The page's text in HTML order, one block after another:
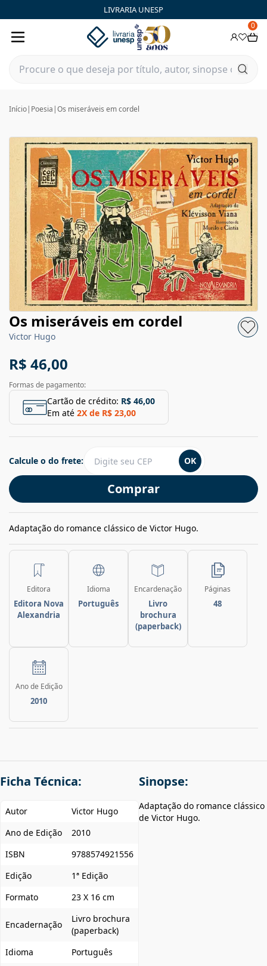
LIVRARIA UNESP
0
Início| Poesia |Os miseráveis em cordel
Os miseráveis em cordel
Victor Hugo
R$ 46,00
Formas de pagamento:
Cartão de crédito: R$ 46,00
Em até 2X de R$ 23,00
Comprar
Calcule o do frete: OK
Adaptação do romance clássico de Victor Hugo.
Editora
Editora Nova
Alexandria
Idioma
Português
Encardenação
Livro
brochura
(paperback)
Páginas
48
Ano de Edição
2010
Ficha Técnica:
Autor
Victor Hugo
Ano de Edição
2010
ISBN
9788574921556
Edição
1ª Edição
Formato
23 X 16 cm
Encadernação
Livro brochura
(paperback)
Idioma
Português
Sinopse:
Adaptação do romance clássico
de Victor Hugo.